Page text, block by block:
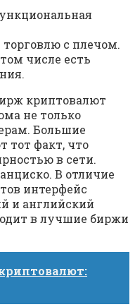
с плечом.
числе есть
криптовалют
не только
Большие
тот факт, что
в сети.
В отличие
интерфейс
и английский
в лучшие биржи